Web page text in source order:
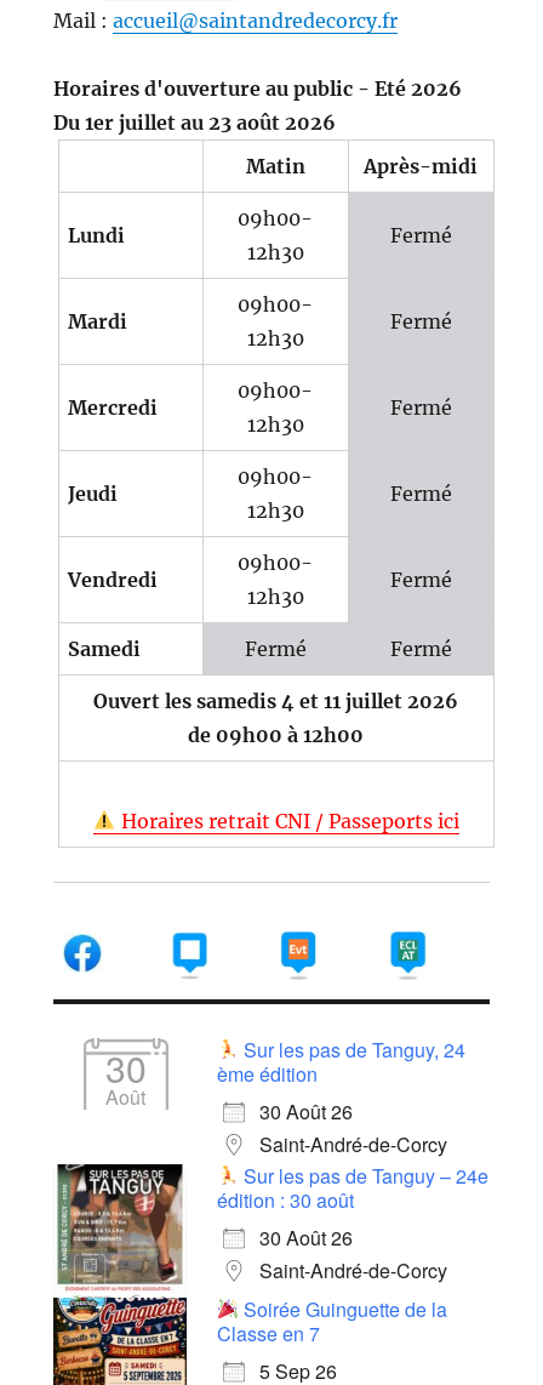
Mail : accueil@saintandredecorcy.fr
Horaires d'ouverture au public - Eté 2026
Du 1er juillet au 23 août 2026
Matin
Après-midi
Lundi
09h00-
12h30
Fermé
Mardi
09h00-
12h30
Fermé
Mercredi
09h00-
12h30
Fermé
Jeudi
09h00-
12h30
Fermé
Vendredi
09h00-
12h30
Fermé
Samedi Fermé Fermé
Ouvert les samedis 4 et 11 juillet 2026
de 09h00 à 12h00
Horaires retrait CNI / Passeports ici
30
Août
Sur les pas de Tanguy, 24
ème édition
30 Août 26
Saint-André-de-Corcy
Sur les pas de Tanguy – 24e
édition : 30 août
30 Août 26
Saint-André-de-Corcy
Soirée Guinguette de la
Classe en 7
5 Sep 26